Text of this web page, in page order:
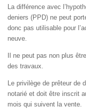
La différence avec
deniers (PPD) ne peut
donc pas utilisable pour
neuve.
Il ne peut pas non plus
des travaux.
Le privilège de prêteur de
notarié et doit être inscrit
mois qui suivent la vente.